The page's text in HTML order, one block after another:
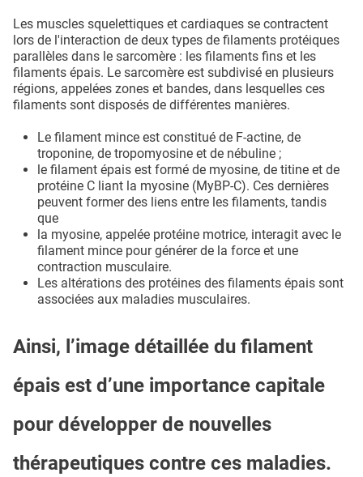
Les muscles squelettiques et cardiaques se contractent
lors de l'interaction de deux types de filaments protéiques
parallèles dans le sarcomère : les filaments fins et les
filaments épais. Le sarcomère est subdivisé en plusieurs
régions, appelées zones et bandes, dans lesquelles ces
filaments sont disposés de différentes manières.
Le filament mince est constitué de F-actine, de
troponine, de tropomyosine et de nébuline ;
le filament épais est formé de myosine, de titine et de
protéine C liant la myosine (MyBP-C). Ces dernières
peuvent former des liens entre les filaments, tandis
que
la myosine, appelée protéine motrice, interagit avec le
filament mince pour générer de la force et une
contraction musculaire.
Les altérations des protéines des filaments épais sont
associées aux maladies musculaires.
Ainsi, l’image détaillée du filament
épais est d’une importance capitale
pour développer de nouvelles
thérapeutiques contre ces maladies.